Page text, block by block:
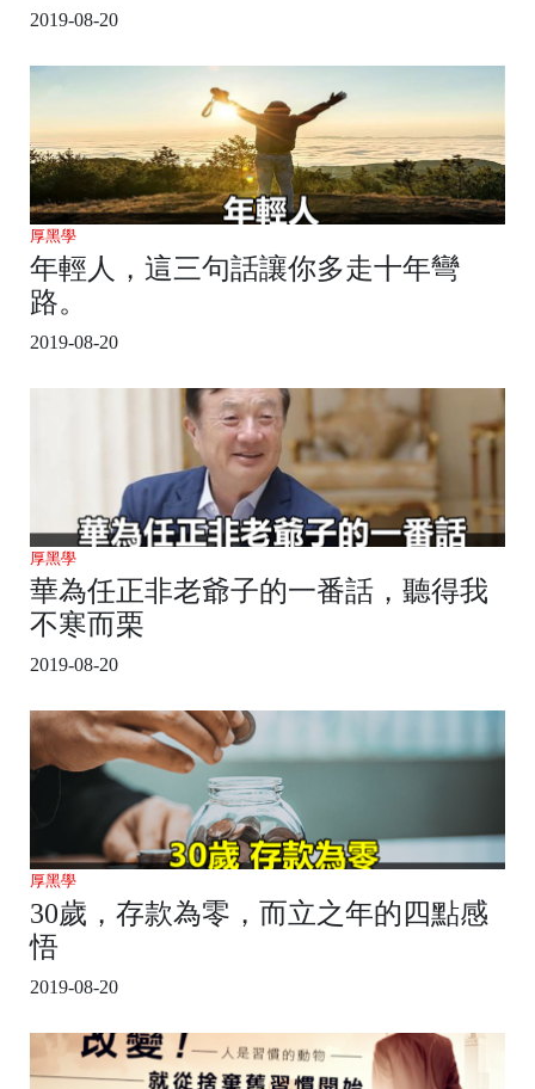
2019-08-20
厚黑學
年輕人，這三句話讓你多走十年彎
路。
2019-08-20
厚黑學
華為任正非老爺子的一番話，聽得我
不寒而栗
2019-08-20
厚黑學
30歲，存款為零，而立之年的四點感
悟
2019-08-20